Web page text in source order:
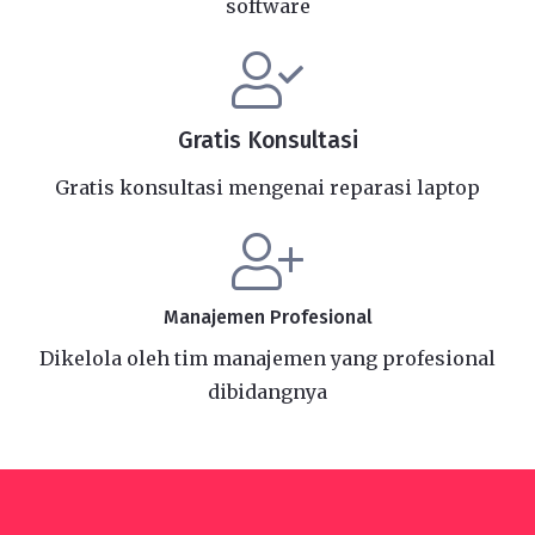
software
Gratis Konsultasi
Gratis konsultasi mengenai reparasi laptop
Manajemen Profesional
Dikelola oleh tim manajemen yang profesional
dibidangnya